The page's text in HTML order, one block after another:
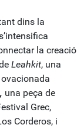
dins la
la creació
Leahkit, una
ovacionada
una peça de
Grec,
Corderos, i